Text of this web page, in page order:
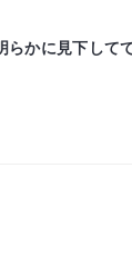
らかに見下し